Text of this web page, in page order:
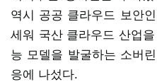
역시 공공 클라우드 보안
세워 국산 클라우드 산업
능 모델을 발굴하는 소버
응에 나섰다.